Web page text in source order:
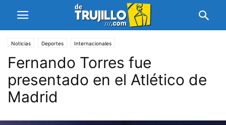
Noticias Deportes Internacionales
Fernando ​Torres fue
presentado en el Atlético de
Madrid